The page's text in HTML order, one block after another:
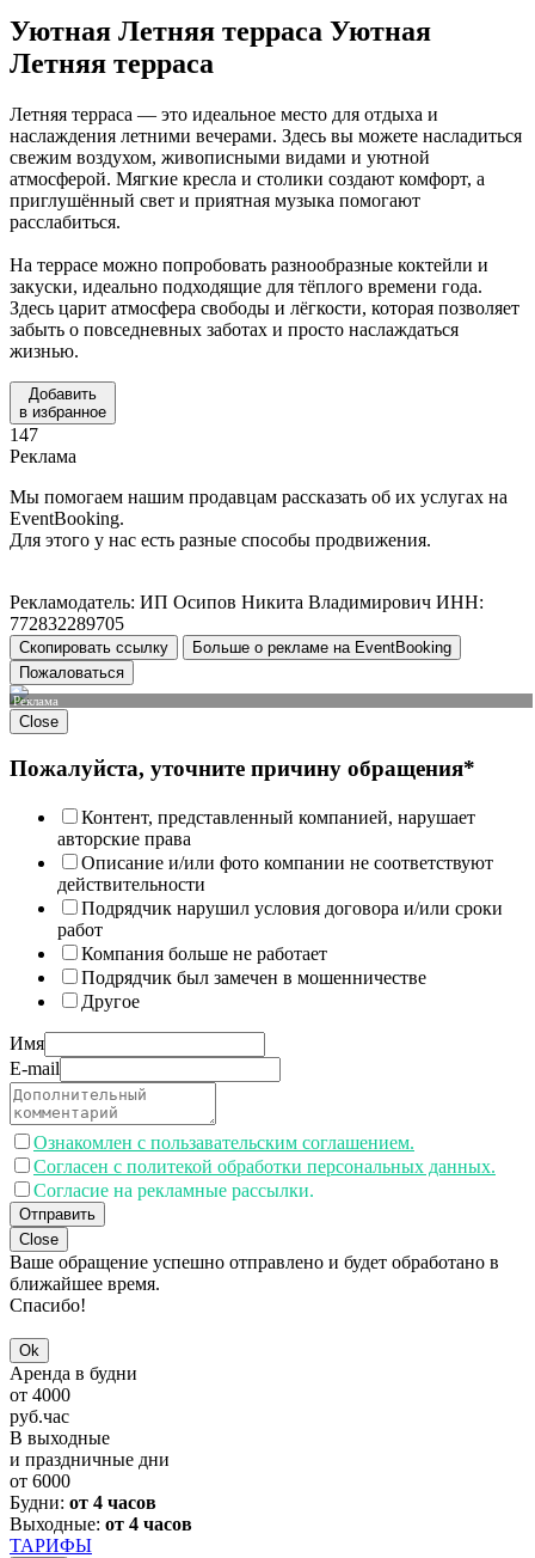
Уютная Летняя терраса Уютная
Летняя терраса
Летняя терраса — это идеальное место для отдыха и
наслаждения летними вечерами. Здесь вы можете насладиться
свежим воздухом, живописными видами и уютной
атмосферой. Мягкие кресла и столики создают комфорт, а
приглушённый свет и приятная музыка помогают
расслабиться.
На террасе можно попробовать разнообразные коктейли и
закуски, идеально подходящие для тёплого времени года.
Здесь царит атмосфера свободы и лёгкости, которая позволяет
забыть о повседневных заботах и просто наслаждаться
жизнью.
Добавить
в избранное
147
Реклама
Мы помогаем нашим продавцам рассказать об их услугах на
EventBooking.
Для этого у нас есть разные способы продвижения.
Рекламодатель: ИП Осипов Никита Владимирович ИНН:
772832289705
Скопировать ссылку
Больше о рекламе на EventBooking
Пожаловаться
Реклама
Close
Пожалуйста, уточните причину обращения*
Контент, представленный компанией, нарушает
авторские права
Описание и/или фото компании не соответствуют
действительности
Подрядчик нарушил условия договора и/или сроки
работ
Компания больше не работает
Подрядчик был замечен в мошенничестве
Другое
Имя
E-mail
Ознакомлен с пользавательским соглашением.
Согласен с политекой обработки персональных данных.
Согласие на рекламные рассылки.
Отправить
Close
Ваше обращение успешно отправлено и будет обработано в
ближайшее время.
Спасибо!
Ok
Аренда в будни
от 4000
руб.час
В выходные
и праздничные дни
от 6000
Будни: от 4 часов
Выходные: от 4 часов
ТАРИФЫ